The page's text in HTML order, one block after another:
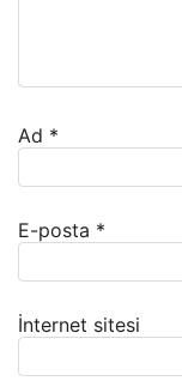
Ad *
E-posta *
İnternet sitesi